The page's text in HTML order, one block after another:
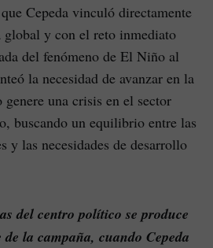
Cepeda vinculó directamente
y con el reto inmediato
del fenómeno de El Niño al
la necesidad de avanzar en la
una crisis en el sector
buscando un equilibrio entre las
y las necesidades de desarrollo
del centro político se produce
la campaña, cuando Cepeda